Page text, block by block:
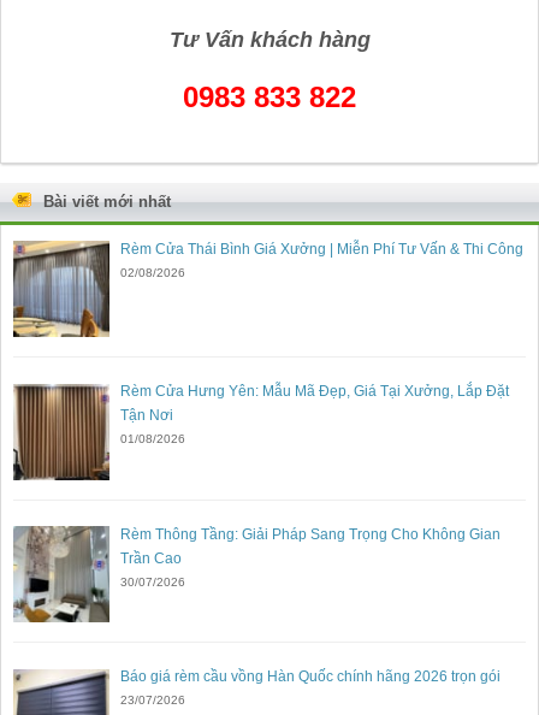
Tư Vấn khách hàng
0983 833 822
Bài viết mới nhất
Rèm Cửa Thái Bình Giá Xưởng | Miễn Phí Tư Vấn & Thi Công
02/08/2026
Rèm Cửa Hưng Yên: Mẫu Mã Đẹp, Giá Tại Xưởng, Lắp Đặt
Tận Nơi
01/08/2026
Rèm Thông Tầng: Giải Pháp Sang Trọng Cho Không Gian
Trần Cao
30/07/2026
Báo giá rèm cầu vồng Hàn Quốc chính hãng 2026 trọn gói
23/07/2026